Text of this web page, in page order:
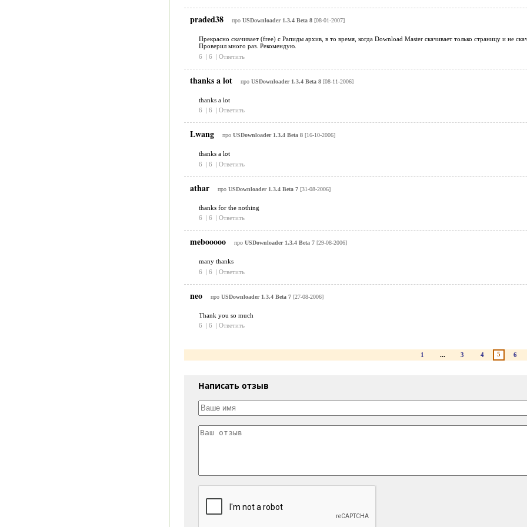
praded38 про USDownloader 1.3.4 Beta 8[08-01-2007]
Прекрасно скачивает (free) с Рапиды архив, в то время, когда Download Master скачивает только страницу и не
Проверил много раз. Рекомендую.
6
| 6 | Ответить
thanks a lot про USDownloader 1.3.4 Beta 8[08-11-2006]
thanks a lot
6
| 6 | Ответить
Lwang про USDownloader 1.3.4 Beta 8[16-10-2006]
thanks a lot
6
| 6 | Ответить
athar про USDownloader 1.3.4 Beta 7[31-08-2006]
thanks for the nothing
6
| 6 | Ответить
mebooooo про USDownloader 1.3.4 Beta 7[29-08-2006]
many thanks
6
| 6 | Ответить
neo про USDownloader 1.3.4 Beta 7[27-08-2006]
Thank you so much
6
| 6 | Ответить
1 ... 3 4 5 6
Написать отзыв